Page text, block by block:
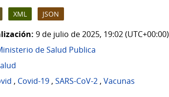
XML JSON
9 de julio de 2025, 19:02 (UTC+00:00)
de Salud Publica
, Covid-19, SARS-CoV-2, Vacunas